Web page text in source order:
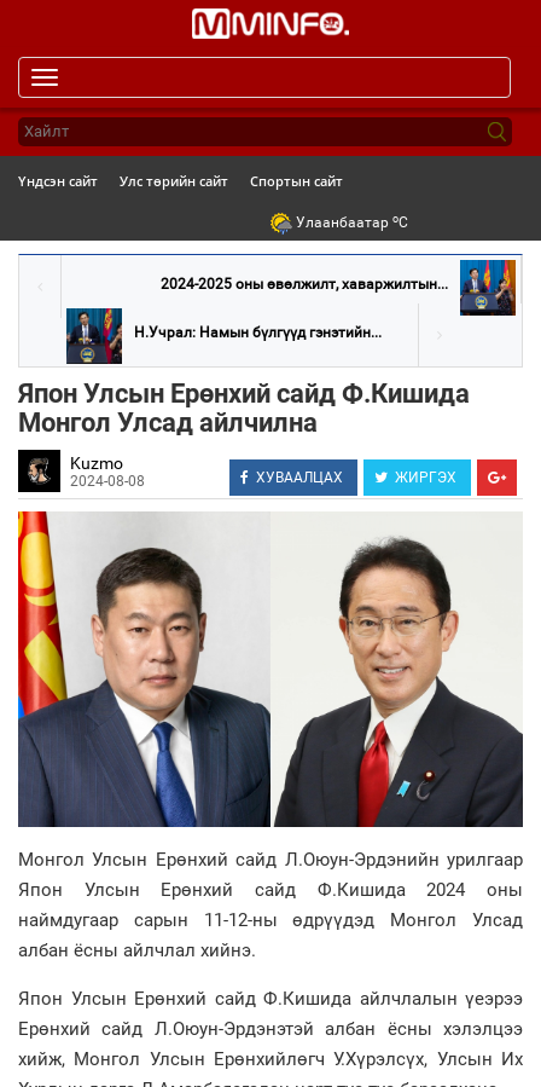
navigation
Үндсэн сайт Улс төрийн сайт Спортын сайт
Улаанбаатар oC
2024-2025 оны өвөлжилт, хаваржилтын...
Н.Учрал: Намын бүлгүүд гэнэтийн...
Япон Улсын Ерөнхий сайд Ф.Кишида
Монгол Улсад айлчилна
Kuzmo
2024-08-08 ХУВААЛЦАХ ЖИРГЭХ
Монгол Улсын Ерөнхий сайд Л.Оюун-Эрдэнийн урилгаар
Япон Улсын Ерөнхий сайд Ф.Кишида 2024 оны
наймдугаар сарын 11-12-ны өдрүүдэд Монгол Улсад
албан ёсны айлчлал хийнэ.
Япон Улсын Ерөнхий сайд Ф.Кишида айлчлалын үеэрээ
Ерөнхий сайд Л.Оюун-Эрдэнэтэй албан ёсны хэлэлцээ
хийж, Монгол Улсын Ерөнхийлөгч У.Хүрэлсүх, Улсын Их